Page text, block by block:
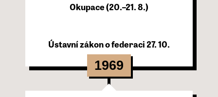
Okupace (20.–21. 8.)
Ústavní zákon o federaci 27. 10.
1969